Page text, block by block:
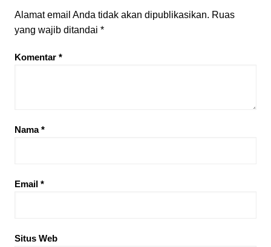
Alamat email Anda tidak akan dipublikasikan. Ruas
yang wajib ditandai *
Komentar *
Nama*
Email *
Situs Web